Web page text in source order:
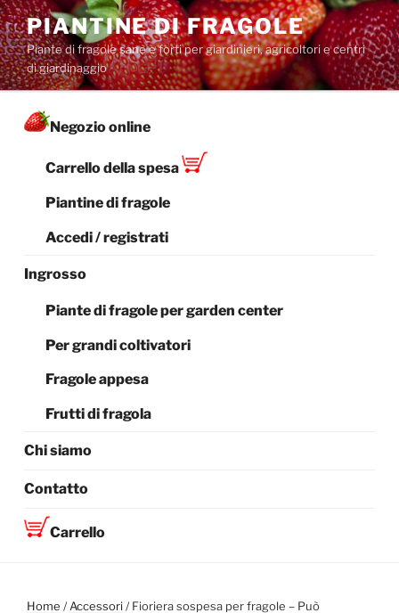
Salta
al
contenuto
PIANTINE DI FRAGOLE
Piante di fragole sane e forti per giardinieri, agricoltori e centri
di giardinaggio
Negozio online
Carrello della spesa
Piantine di fragole
Accedi / registrati
Ingrosso
Piante di fragole per garden center
Per grandi coltivatori
Fragole appesa
Frutti di fragola
Chi siamo
Contatto
Carrello
Home /Accessori / Fioriera sospesa per fragole – Può